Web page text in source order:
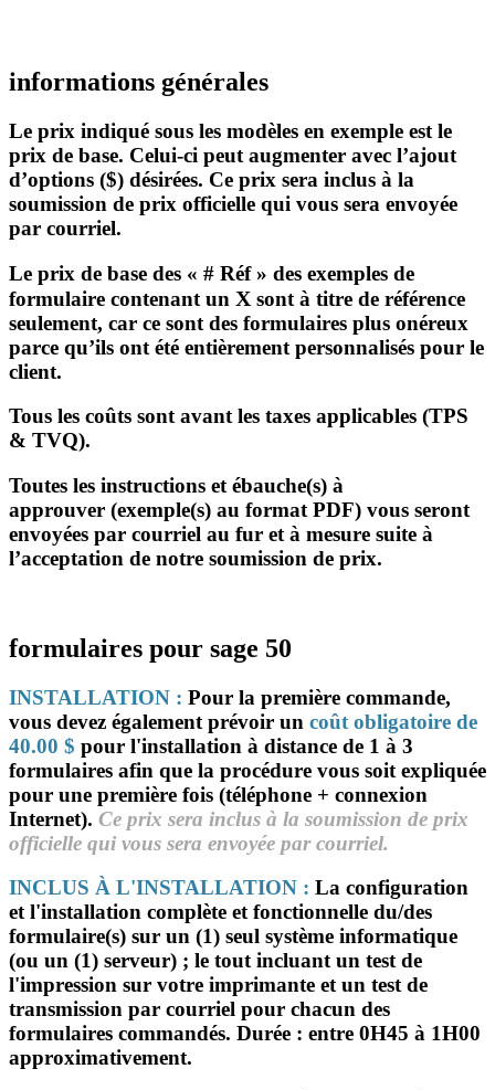
informations générales
Le prix indiqué sous les modèles en exemple est le
prix de base. Celui-ci peut augmenter avec l’ajout
d’options ($) désirées. Ce prix sera inclus à la
soumission de prix officielle qui vous sera envoyée
par courriel.
Le prix de base des « # Réf » des exemples de
formulaire contenant un X sont à titre de référence
seulement, car ce sont des formulaires plus onéreux
parce qu’ils ont été entièrement personnalisés pour le
client.
Tous les coûts sontavant les taxes applicables (TPS
& TVQ).
Toutes les instructions et ébauche(s) à
approuver (exemple(s) au format PDF) vous seront
envoyées par courriel au fur et à mesure suite à
l’acceptation de notre soumission de prix.
formulaires pour sage 50
INSTALLATION : Pour la première commande,
vous devez également prévoir un coût obligatoire de
40.00 $ pour l'installation à distance de 1 à 3
formulaires afin que la procédure vous soit expliquée
pour une première fois (téléphone + connexion
Internet). Ce prix sera inclus à la soumission de prix
officielle qui vous sera envoyée par courriel.
INCLUS À L'INSTALLATION : La configuration
et l'installation complète et fonctionnelle du/des
formulaire(s) sur un (1) seul système informatique
(ou un (1) serveur) ; le tout incluant un test de
l'impression sur votre imprimante et un test de
transmission par courriel pour chacun des
formulaires commandés. Durée : entre 0H45 à 1H00
approximativement.